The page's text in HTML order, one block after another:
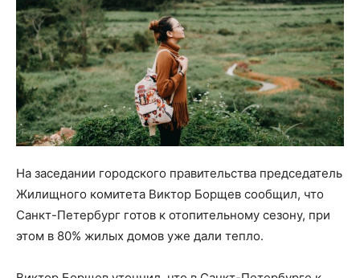
На заседании городского правительства председатель
Жилищного комитета Виктор Борщев сообщил, что
Санкт-Петербург готов к отопительному сезону, при
этом в 80% жилых домов уже дали тепло.